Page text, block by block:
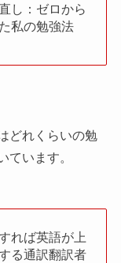
し：ゼロから
私の勉強法
どれくらいの勉
ています。
れば英語が上
る通訳翻訳者